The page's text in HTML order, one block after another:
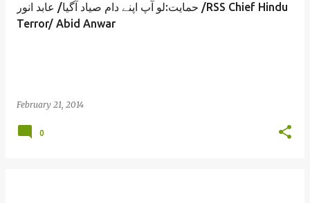
حمایت:لو آپ اپنے دام صیاد آگیا/ عابد انور /RSS Chief Hindu
Terror/ Abid Anwar
February 21, 2014
0